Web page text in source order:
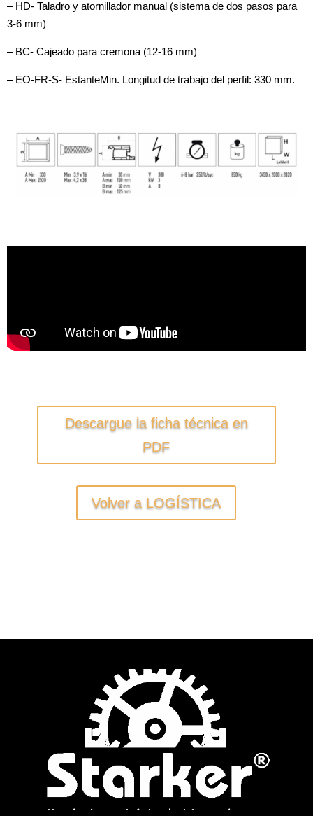
– HD- Taladro y atornillador manual (sistema de dos pasos para
3-6 mm)
– BC- Cajeado para cremona (12-16 mm)
– EO-FR-S- EstanteMin. Longitud de trabajo del perfil: 330 mm.
Descargue la ficha técnica en
PDF
Volver a LOGÍSTICA